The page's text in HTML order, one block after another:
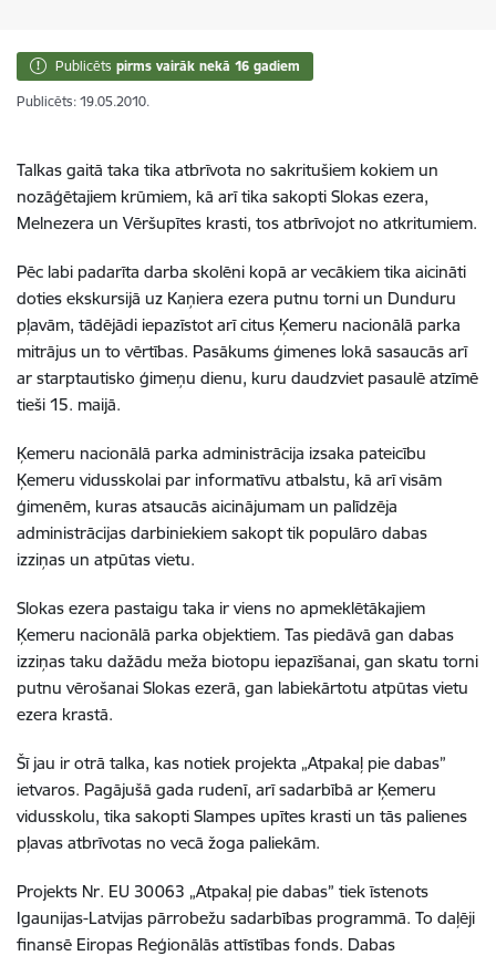
Publicēts pirms vairāk nekā 16 gadiem
Publicēts: 19.05.2010.
Talkas gaitā taka tika atbrīvota no sakritušiem kokiem un
nozāģētajiem krūmiem, kā arī tika sakopti Slokas ezera,
Melnezera un Vēršupītes krasti, tos atbrīvojot no atkritumiem.
Pēc labi padarīta darba skolēni kopā ar vecākiem tika aicināti
doties ekskursijā uz Kaņiera ezera putnu torni un Dunduru
pļavām, tādējādi iepazīstot arī citus Ķemeru nacionālā parka
mitrājus un to vērtības. Pasākums ģimenes lokā sasaucās arī
ar starptautisko ģimeņu dienu, kuru daudzviet pasaulē atzīmē
tieši 15. maijā.
Ķemeru nacionālā parka administrācija izsaka pateicību
Ķemeru vidusskolai par informatīvu atbalstu, kā arī visām
ģimenēm, kuras atsaucās aicinājumam un palīdzēja
administrācijas darbiniekiem sakopt tik populāro dabas
izziņas un atpūtas vietu.
Slokas ezera pastaigu taka ir viens no apmeklētākajiem
Ķemeru nacionālā parka objektiem. Tas piedāvā gan dabas
izziņas taku dažādu meža biotopu iepazīšanai, gan skatu torni
putnu vērošanai Slokas ezerā, gan labiekārtotu atpūtas vietu
ezera krastā.
Šī jau ir otrā talka, kas notiek projekta „Atpakaļ pie dabas”
ietvaros. Pagājušā gada rudenī, arī sadarbībā ar Ķemeru
vidusskolu, tika sakopti Slampes upītes krasti un tās palienes
pļavas atbrīvotas no vecā žoga paliekām.
Projekts Nr. EU 30063 „Atpakaļ pie dabas” tiek īstenots
Igaunijas-Latvijas pārrobežu sadarbības programmā. To daļēji
finansē Eiropas Reģionālās attīstības fonds. Dabas